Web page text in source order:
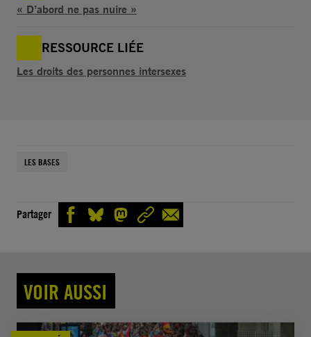
« D’abord ne pas nuire »
RESSOURCE LIÉE
Les droits des personnes intersexes
LES BASES
Partager
VOIR AUSSI